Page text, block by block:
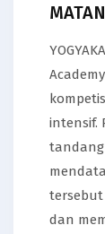
intensif.
tandang
tersebut
dan